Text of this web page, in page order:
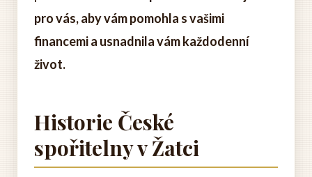
pro vás, aby vám pomohla s vašimi
financemi a usnadnila vám každodenní
život.
Historie České
spořitelny v Žatci